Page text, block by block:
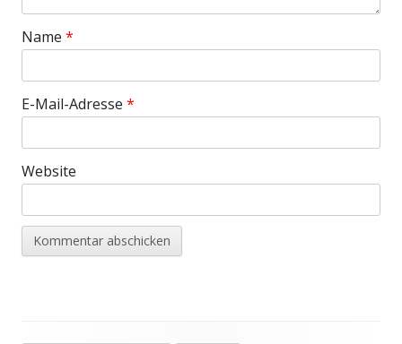
Name *
E-Mail-Adresse *
Website